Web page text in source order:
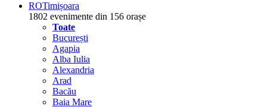
ROTimișoara
1802 evenimente din 156 orașe
Toate
București
Agapia
Alba Iulia
Alexandria
Arad
Bacău
Baia Mare